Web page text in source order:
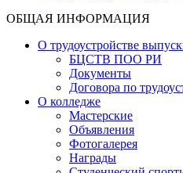
ОБЩАЯ ИНФОРМАЦИЯ
О трудоустройстве
БЦСТВ ПОО РИ
Документы
Договора по
О колледже
Мастерские
Объявления
Фотогалерея
Награды